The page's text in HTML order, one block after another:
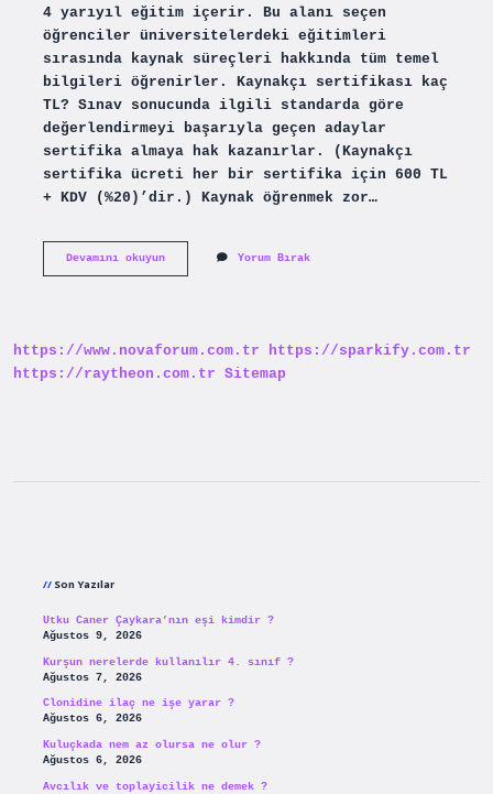
4 yarıyıl eğitim içerir. Bu alanı seçen
öğrenciler üniversitelerdeki eğitimleri
sırasında kaynak süreçleri hakkında tüm temel
bilgileri öğrenirler. Kaynakçı sertifikası kaç
TL? Sınav sonucunda ilgili standarda göre
değerlendirmeyi başarıyla geçen adaylar
sertifika almaya hak kazanırlar. (Kaynakçı
sertifika ücreti her bir sertifika için 600 TL
+ KDV (%20)’dir.) Kaynak öğrenmek zor…
Devamını okuyunKaç
Yorum Bırak
https://www.novaforum.com.tr
https://sparkify.com.tr
https://raytheon.com.tr Sitemap
Son Yazılar
Utku Caner Çaykara’nın eşi kimdir ?
Ağustos 9, 2026
Kurşun nerelerde kullanılır 4. sınıf ?
Ağustos 7, 2026
Clonidine ilaç ne işe yarar ?
Ağustos 6, 2026
Kuluçkada nem az olursa ne olur ?
Ağustos 6, 2026
Avcılık ve toplayicilik ne demek ?